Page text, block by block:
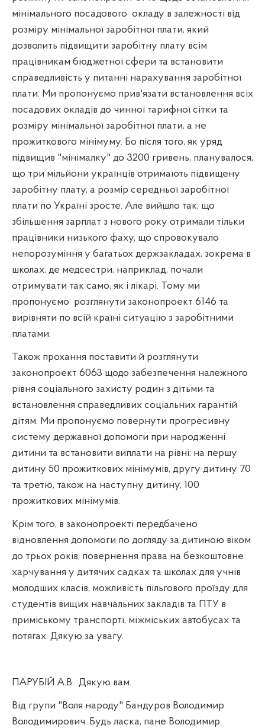
мінімального посадового окладу в залежності від
розміру мінімальної заробітної плати, який
дозволить підвищити заробітну плату всім
працівникам бюджетної сфери та встановити
справедливість у питанні нарахування заробітної
плати. Ми пропонуємо прив'язати встановлення всіх
посадових окладів до чинної тарифної сітки та
розміру мінімальної заробітної плати, а не
прожиткового мінімуму. Бо після того, як уряд
підвищив "мінімалку" до 3200 гривень, планувалося,
що три мільйони українців отримають підвищену
заробітну плату, а розмір середньої заробітної
плати по Україні зросте. Але вийшло так, що
збільшення зарплат з нового року отримали тільки
працівники низького фаху, що спровокувало
непорозуміння у багатьох держзакладах, зокрема в
школах, де медсестри, наприклад, почали
отримувати так само, як і лікарі. Тому ми
пропонуємо розглянути законопроект 6146 та
вирівняти по всій країні ситуацію з заробітними
платами.
Також прохання поставити й розглянути
законопроект 6063 щодо забезпечення належного
рівня соціального захисту родин з дітьми та
встановлення справедливих соціальних гарантій
дітям. Ми пропонуємо повернути прогресивну
систему державної допомоги при народженні
дитини та встановити виплати на рівні: на першу
дитину 50 прожиткових мінімумів, другу дитину 70
та третю, також на наступну дитину, 100
прожиткових мінімумів.
Крім того, в законопроекті передбачено
відновлення допомоги по догляду за дитиною віком
до трьох років, повернення права на безкоштовне
харчування у дитячих садках та школах для учнів
молодших класів, можливість пільгового проїзду для
студентів вищих навчальних закладів та ПТУ в
приміському транспорті, міжміських автобусах та
потягах. Дякую за увагу.
ПАРУБІЙ А.В. Дякую вам.
Від групи "Воля народу" Бандуров Володимир
Володимирович. Будь ласка, пане Володимир.